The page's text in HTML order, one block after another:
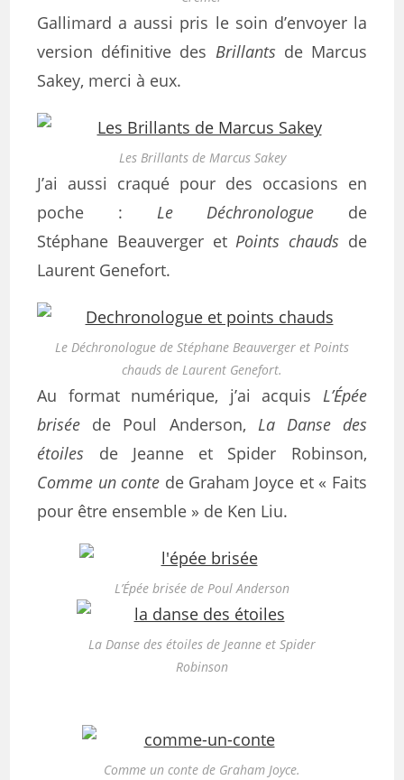
Gallimard a aussi pris le soin d’envoyer la
version définitive des Brillants de Marcus
Sakey, merci à eux.
Les Brillants de Marcus Sakey
J’ai aussi craqué pour des occasions en
poche : Le Déchronologue de
Stéphane Beauverger etPoints chauds de
Laurent Genefort.
Le Déchronologue de Stéphane Beauverger et Points
chauds de Laurent Genefort.
Au format numérique, j’ai acquis L’Épée
brisée de Poul Anderson, La Danse des
étoiles de Jeanne et Spider Robinson,
Comme un conte de Graham Joyce et « Faits
pour être ensemble » de Ken Liu.
L’Épée brisée de Poul Anderson
La Danse des étoiles de Jeanne et Spider
Robinson
Comme un conte de Graham Joyce.